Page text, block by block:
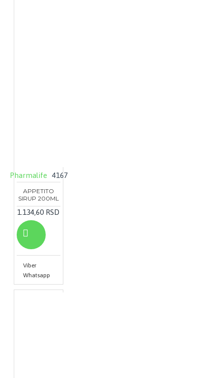
Pharmalife 4167
APPETITO
SIRUP 200ML
1.134,60 RSD
Viber
Whatsapp